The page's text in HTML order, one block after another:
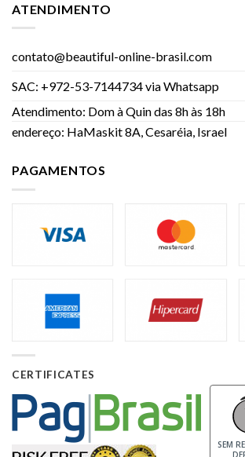
ATENDIMENTO
contato@beautiful-online-brasil.com
SAC: +972-53-7144734 via Whatsapp
Atendimento: Dom à Quin das 8h às 18h
endereço: HaMaskit 8A, Cesaréia, Israel
PAGAMENTOS
CERTIFICATES
SEM